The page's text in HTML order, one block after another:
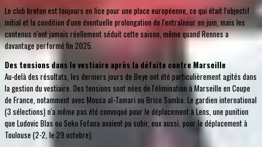
Le club breton est toujours en lice pour une place européenne, ce qui était l'objectif
initial et la condition d'une éventuelle prolongation de l'entraîneur en juin, mais les
contenus n'ont jamais réellement séduit cette saison, même quand Rennes a
davantage performé fin 2025.
Des tensions dans le vestiaire après la défaite contre Marseille
Au-delà des résultats, les derniers jours de Beye ont été particulièrement agités dans
la gestion du vestiaire. Des tensions sont nées de l'élimination à Marseille en Coupe
de France, notamment avec Mousa al-Tamari ou Brice Samba. Le gardien international
(3 sélections) n'a même pas été convoqué pour le déplacement à Lens, une punition
que Ludovic Blas ou Seko Fofana avaient pu subir, eux aussi, pour le déplacement à
Toulouse (2-2, le 29 octobre).